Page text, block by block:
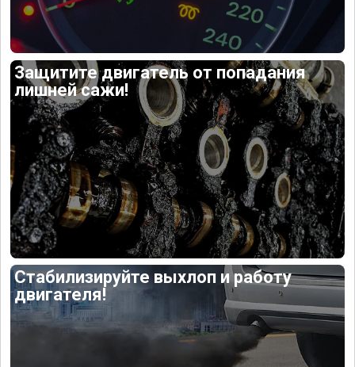
Защитите двигатель от попадания
лишней сажи!
Стабилизируйте выхлоп и работу
двигателя!